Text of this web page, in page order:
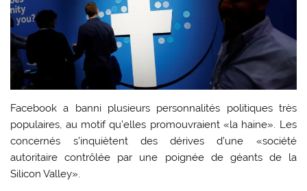
Facebook a banni plusieurs personnalités politiques très
populaires, au motif qu’elles promouvraient «la haine». Les
concernés s’inquiètent des dérives d’une «société
autoritaire contrôlée par une poignée de géants de la
Silicon Valley».